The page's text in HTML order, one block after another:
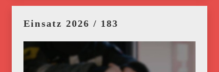
Einsatz 2026 / 183